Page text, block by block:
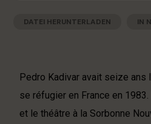
Apple Podcasts
RSS FEED
SHARE
EMBED
DATEI HERUNTERLADEN
IN
Pedro Kadivar avait seize ans
se réfugier en France en
et le théâtre à la Sorbonne